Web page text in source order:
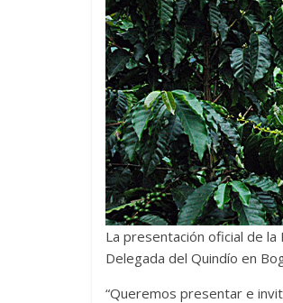
La presentación oficial de
Delegada del Quindío en
“Queremos presentar e